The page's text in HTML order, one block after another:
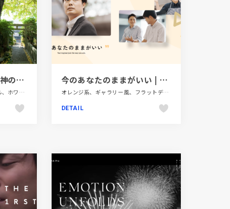
100%自社天然醸造 龍神の醤油蔵 梶田商店
コーポレートサイト、ナチュラル、ホワイト系、大きめ写真、日本テイスト、飲食店・グルメ・ウェディング
今のあなたのままがいい | 𠮷野家採用サイト
オレンジ系、ギャラリー風、フラットデザイン、ポップ、新卒・中途採用サイト、飲食店・グルメ・ウェディング
DETAIL